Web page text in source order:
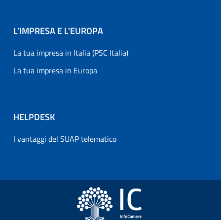
L’IMPRESA E L'EUROPA
La tua impresa in Italia (PSC Italia)
La tua impresa in Europa
HELPDESK
I vantaggi del SUAP telematico